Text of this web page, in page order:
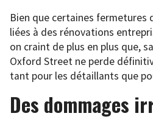
Bien que certaines fermetures
liées à des rénovations
on craint de plus en plus que,
Oxford Street ne perde
tant pour les détaillants que
Des dommages